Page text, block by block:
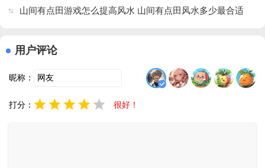
文版
山间有点田游戏怎么提高风水 山间有点田风水多少最合适
用户评论
昵称：
打分： 很好！